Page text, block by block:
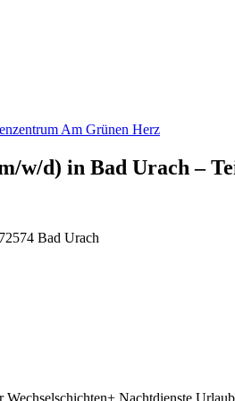
Am Grünen Herz
w/d) in Bad Urach –
Bad Urach